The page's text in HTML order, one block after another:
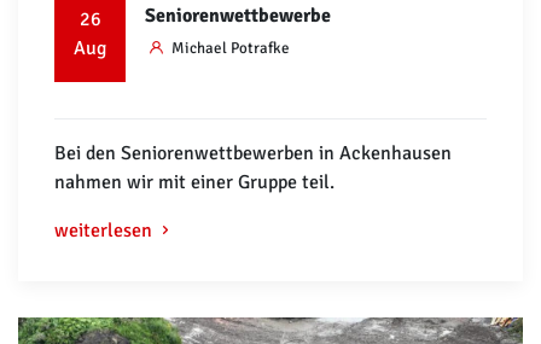
26
Aug
Seniorenwettbewerbe
Michael Potrafke
Bei den Seniorenwettbewerben in Ackenhausen
nahmen wir mit einer Gruppe teil.
weiterlesen